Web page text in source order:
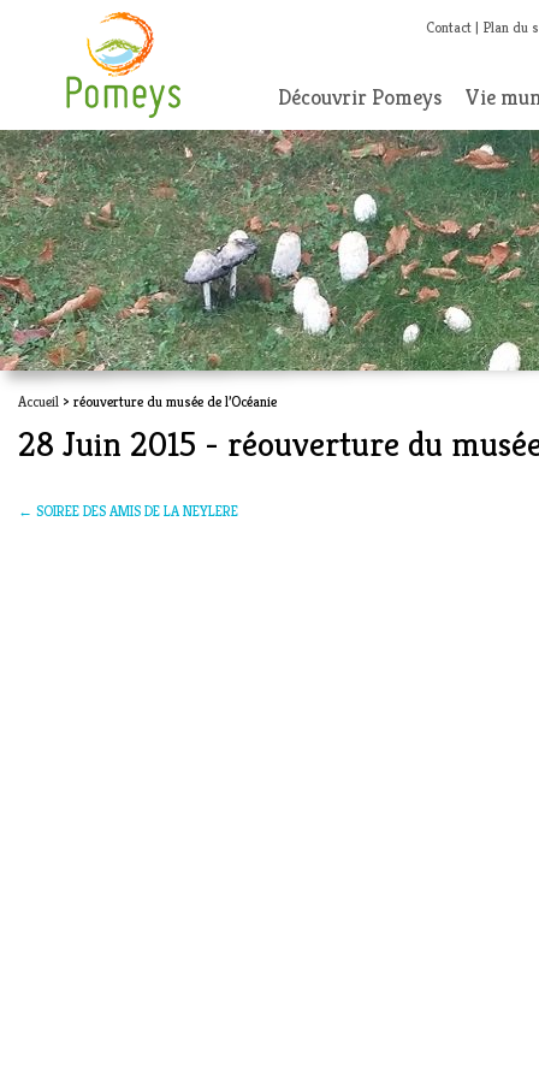
Contact Plan du
Découvrir Pomeys Vie
Accueil > réouverture du musée de l’Océanie
28 Juin 2015 - réouverture du
← SOIREE DES AMIS DE LA NEYLERE